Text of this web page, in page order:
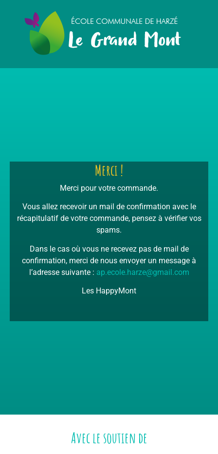
Merci !
Merci pour votre commande.
Vous allez recevoir un mail de confirmation avec le
récapitulatif de votre commande, pensez à vérifier vos
spams.
Dans le cas où vous ne recevez pas de mail de
confirmation, merci de nous envoyer un message à
l’adresse suivante : ap.ecole.harze@gmail.com
Les HappyMont
Avec le soutien de